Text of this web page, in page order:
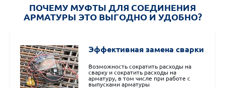
ПОЧЕМУ МУФТЫ ДЛЯ СОЕДИНЕНИЯ
АРМАТУРЫ ЭТО ВЫГОДНО И УДОБНО?
Эффективная замена сварки
Возможность сократить расходы на
сварку и сократить расходы на
арматуру, в том числе при работе с
выпусками арматуры